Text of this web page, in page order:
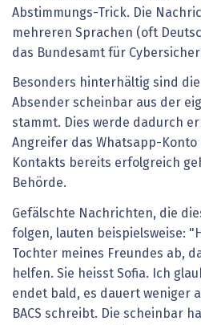
Abstimmungs-Trick. Die
mehreren Sprachen (oft
das Bundesamt für
Besonders hinterhältig sind
Absender scheinbar aus der
stammt. Dies werde dadurch
Angreifer das Whatsapp-
Kontakts bereits erfolgreich
Behörde.
Gefälschte Nachrichten, die
folgen, lauten beispielsweise:
Tochter meines Freundes ab,
helfen. Sie heisst Sofia. Ich
endet bald, es dauert weniger
BACS schreibt. Die scheinbar